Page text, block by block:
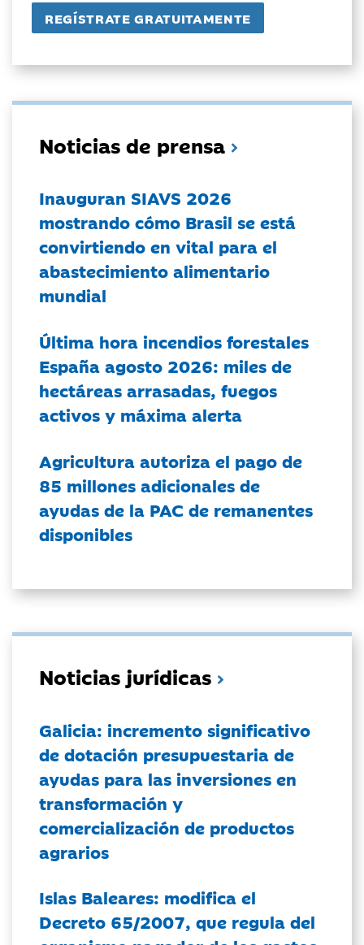
Noticias de prensa
Inauguran SIAVS 2026
mostrando cómo Brasil se está
convirtiendo en vital para el
abastecimiento alimentario
mundial
Última hora incendios forestales
España agosto 2026: miles de
hectáreas arrasadas, fuegos
activos y máxima alerta
Agricultura autoriza el pago de
85 millones adicionales de
ayudas de la PAC de remanentes
disponibles
Noticias jurídicas
Galicia: incremento significativo
de dotación presupuestaria de
ayudas para las inversiones en
transformación y
comercialización de productos
agrarios
Islas Baleares: modifica el
Decreto 65/2007, que regula del